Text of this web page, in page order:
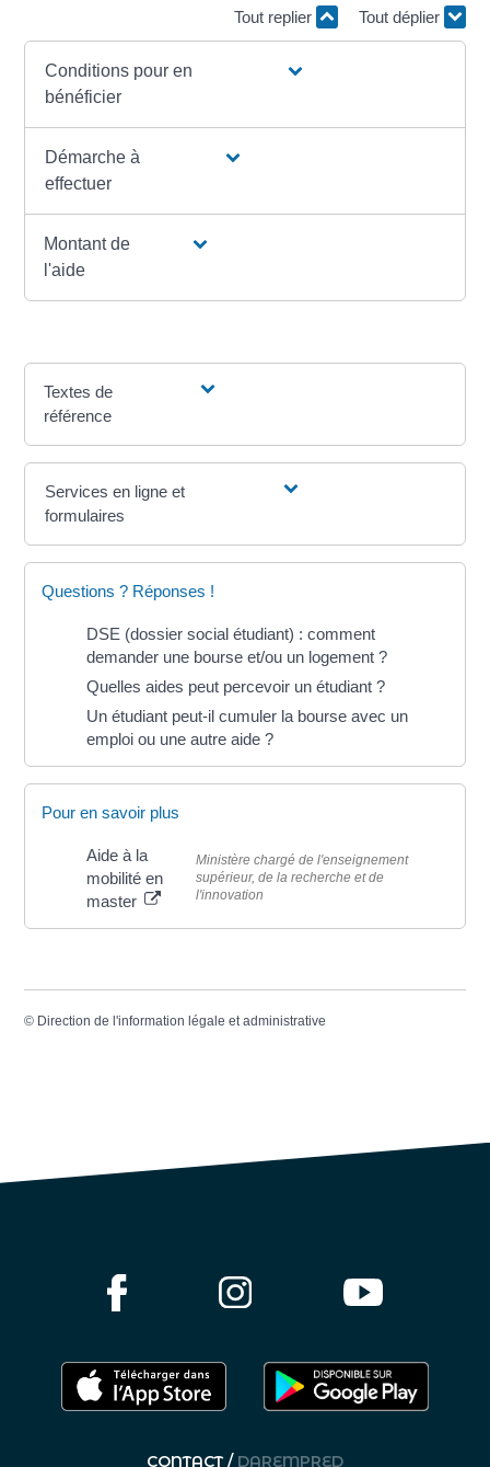
Tout replier Tout déplier
Conditions pour en
bénéficier
Démarche à
effectuer
Montant de
l'aide
Textes de
référence
Services en ligne et
formulaires
Questions ? Réponses !
DSE (dossier social étudiant) : comment
demander une bourse et/ou un logement ?
Quelles aides peut percevoir un étudiant ?
Un étudiant peut-il cumuler la bourse avec un
emploi ou une autre aide ?
Pour en savoir plus
Aide à la
mobilité en
master
Ministère chargé de l'enseignement
supérieur, de la recherche et de
l'innovation
© Direction de l'information légale et administrative
CONTACT / DAREMPRED